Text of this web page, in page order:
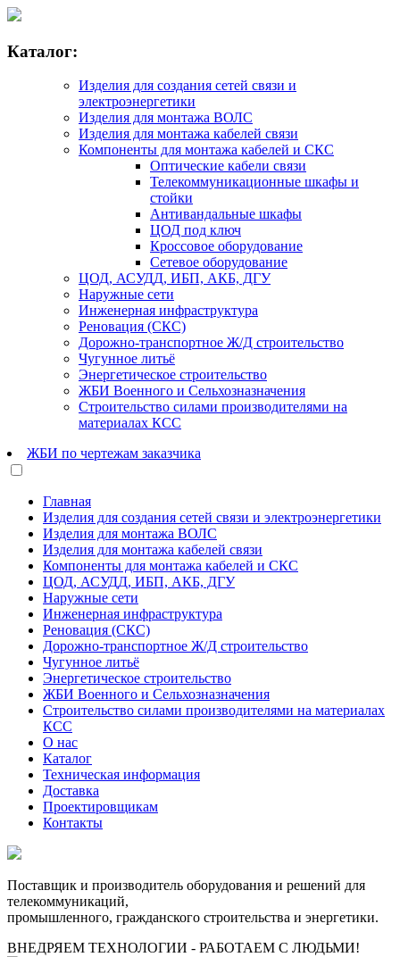
Каталог:
Изделия для создания сетей связи и
электроэнергетики
Изделия для монтажа ВОЛС
Изделия для монтажа кабелей связи
Компоненты для монтажа кабелей и СКС
Оптические кабели связи
Телекоммуникационные шкафы и
стойки
Антивандальные шкафы
ЦОД под ключ
Кроссовое оборудование
Сетевое оборудование
ЦОД, АСУДД, ИБП, АКБ, ДГУ
Наружные сети
Инженерная инфраструктура
Реновация (СКС)
Дорожно-транспортное Ж/Д строительство
Чугунное литьё
Энергетическое строительство
ЖБИ Военного и Сельхозназначения
Строительство силами производителями на
материалах КСС
ЖБИ по чертежам заказчика
Главная
Изделия для создания сетей связи и электроэнергетики
Изделия для монтажа ВОЛС
Изделия для монтажа кабелей связи
Компоненты для монтажа кабелей и СКС
ЦОД, АСУДД, ИБП, АКБ, ДГУ
Наружные сети
Инженерная инфраструктура
Реновация (СКС)
Дорожно-транспортное Ж/Д строительство
Чугунное литьё
Энергетическое строительство
ЖБИ Военного и Сельхозназначения
Строительство силами производителями на материалах
КСС
О нас
Каталог
Техническая информация
Доставка
Проектировщикам
Контакты
Поставщик и производитель оборудования и решений для
телекоммуникаций,
промышленного, гражданского строительства и энергетики.
ВНЕДРЯЕМ ТЕХНОЛОГИИ - РАБОТАЕМ С ЛЮДЬМИ!